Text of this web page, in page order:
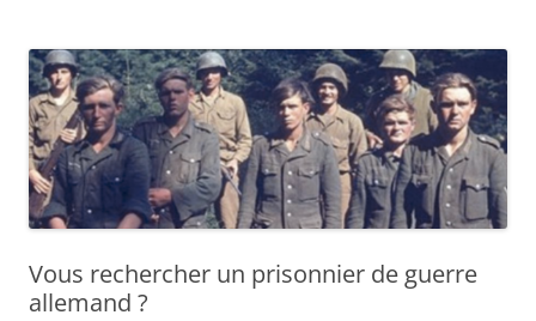
Vous rechercher un prisonnier de guerre
allemand ?